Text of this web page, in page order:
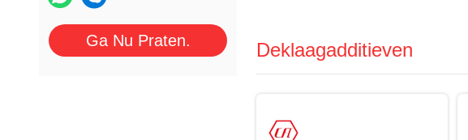
Ga Nu Praten. Deklaagadditieven